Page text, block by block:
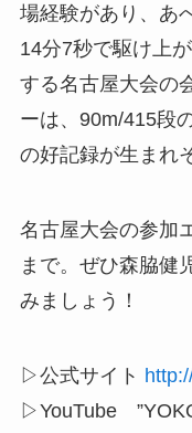
場経験があり、あ
14分7秒で駆け上
する名古屋大会の
ーは、90m/415段
の好記録が生まれ
名古屋大会の参加
まで。ぜひ森脇健
みましょう！
▷公式サイト
▷YouTube